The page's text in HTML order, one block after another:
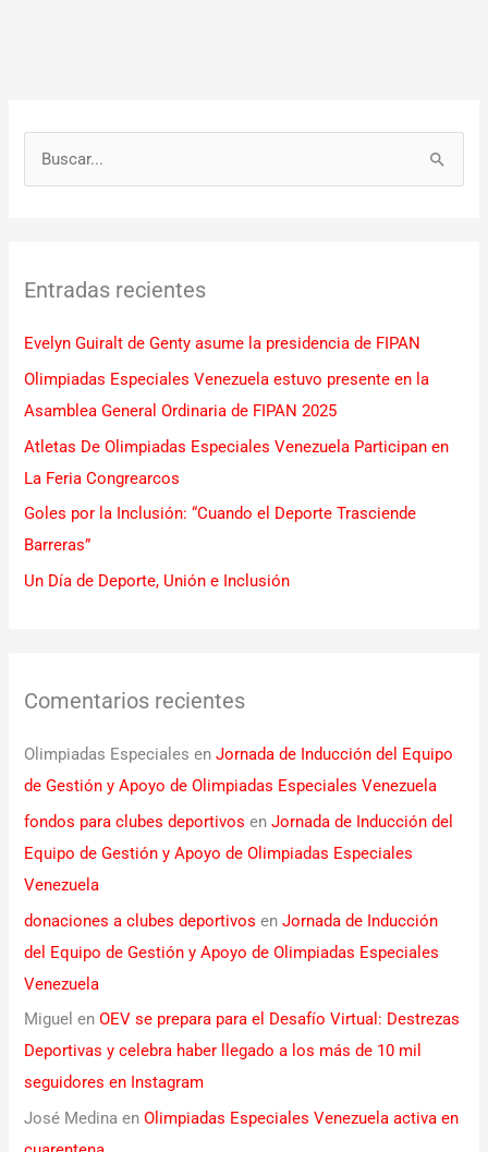
a
p
o
r
:
Entradas recientes
Evelyn Guiralt de Genty asume la presidencia de FIPAN
Olimpiadas Especiales Venezuela estuvo presente en la
Asamblea General Ordinaria de FIPAN 2025
Atletas De Olimpiadas Especiales Venezuela Participan en
La Feria Congrearcos
Goles por la Inclusión: “Cuando el Deporte Trasciende
Barreras”
Un Día de Deporte, Unión e Inclusión
Comentarios recientes
Olimpiadas Especiales enJornada de Inducción del Equipo
de Gestión y Apoyo de Olimpiadas Especiales Venezuela
fondos para clubes deportivos enJornada de Inducción del
Equipo de Gestión y Apoyo de Olimpiadas Especiales
Venezuela
donaciones a clubes deportivos enJornada de Inducción
del Equipo de Gestión y Apoyo de Olimpiadas Especiales
Venezuela
Miguel enOEV se prepara para el Desafío Virtual: Destrezas
Deportivas y celebra haber llegado a los más de 10 mil
seguidores en Instagram
José Medina enOlimpiadas Especiales Venezuela activa en